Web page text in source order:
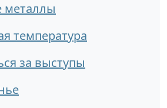
металлы
температура
за выступы